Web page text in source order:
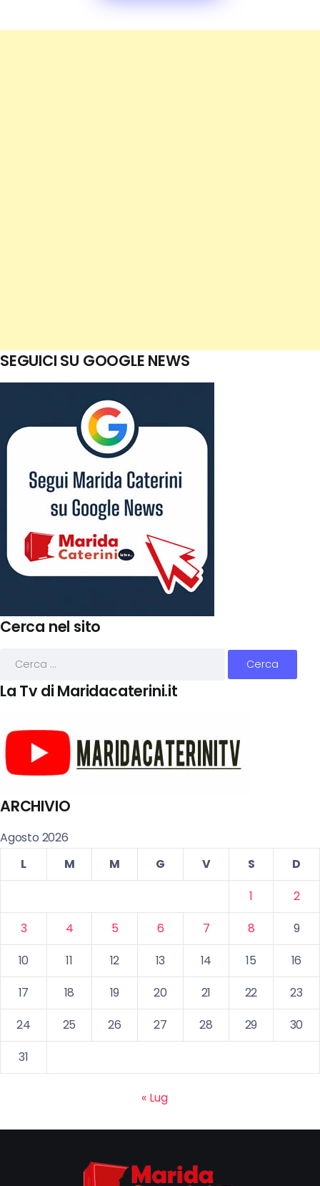
SEGUICI SU GOOGLE NEWS
Cerca nel sito
La Tv di Maridacaterini.it
ARCHIVIO
Agosto 2026
L
M M G V S
D
1
2
3
4 5 6 7 8
9
10
11 12 13 14 15
16
17
18 19 20 21 22
23
24
25 26 27 28 29
30
31
« Lug